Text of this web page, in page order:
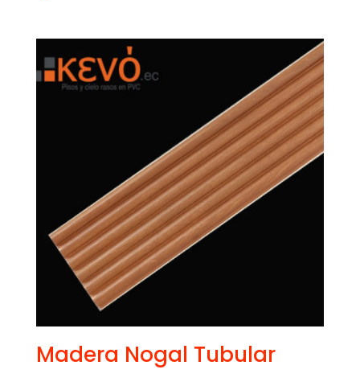
Madera Nogal Tubular